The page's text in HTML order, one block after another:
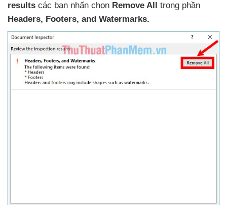
results các bạn nhấn chọn Remove All
trong phần
Headers, Footers, and Watermarks.